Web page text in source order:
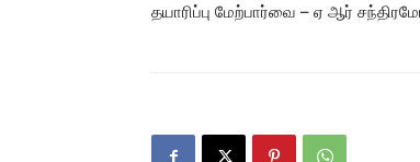
தயாரிப்பு மேற்பார்வை – ஏ ஆர்